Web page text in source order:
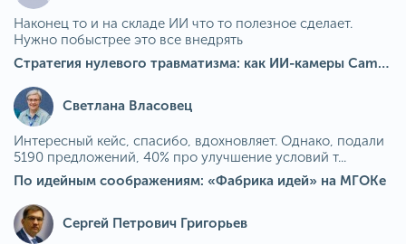
Наконец то и на складе ИИ что то полезное сделает.
Нужно побыстрее это все внедрять
Стратегия нулевого травматизма: как ИИ-камеры Camkord снижают риск наезда на пешехода при работе на погрузчике
Светлана Власовец
Интересный кейс, спасибо, вдохновляет. Однако, подали
5190 предложений, 40% про улучшение условий т...
По идейным соображениям: «Фабрика идей» на МГОКе
Сергей Петрович Григорьев